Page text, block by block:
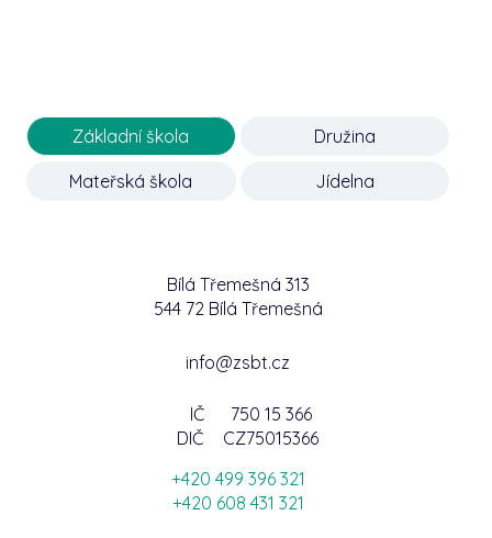
Základní škola Družina
Mateřská škola Jídelna
Bílá Třemešná 313
544 72 Bílá Třemešná
info@zsbt.cz
IČ
750 15 366
DIČ
CZ75015366
+420 499 396 321
+420 608 431 321